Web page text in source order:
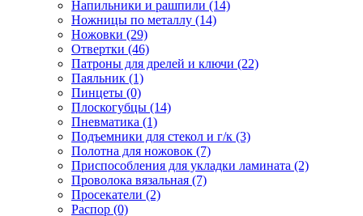
Напильники и рашпили (14)
Ножницы по металлу (14)
Ножовки (29)
Отвертки (46)
Патроны для дрелей и ключи (22)
Паяльник (1)
Пинцеты (0)
Плоскогубцы (14)
Пневматика (1)
Подъемники для стекол и г/к (3)
Полотна для ножовок (7)
Приспособления для укладки ламината (2)
Проволока вязальная (7)
Просекатели (2)
Распор (0)